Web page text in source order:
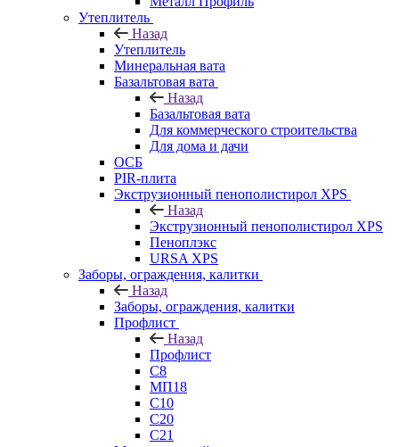
Утеплитель
Назад
Утеплитель
Минеральная вата
Базальтовая вата
Назад
Базальтовая вата
Для коммерческого строительства
Для дома и дачи
ОСБ
PIR-плита
Экструзионный пенополистирол XPS
Назад
Экструзионный пенополистирол XPS
Пеноплэкс
URSA XPS
Заборы, ограждения, калитки
Назад
Заборы, ограждения, калитки
Профлист
Назад
Профлист
С8
МП18
С10
С20
С21